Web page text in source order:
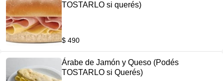
TOSTARLO si querés)
$ 490
Árabe de Jamón y Queso (Podés
TOSTARLO si Querés)